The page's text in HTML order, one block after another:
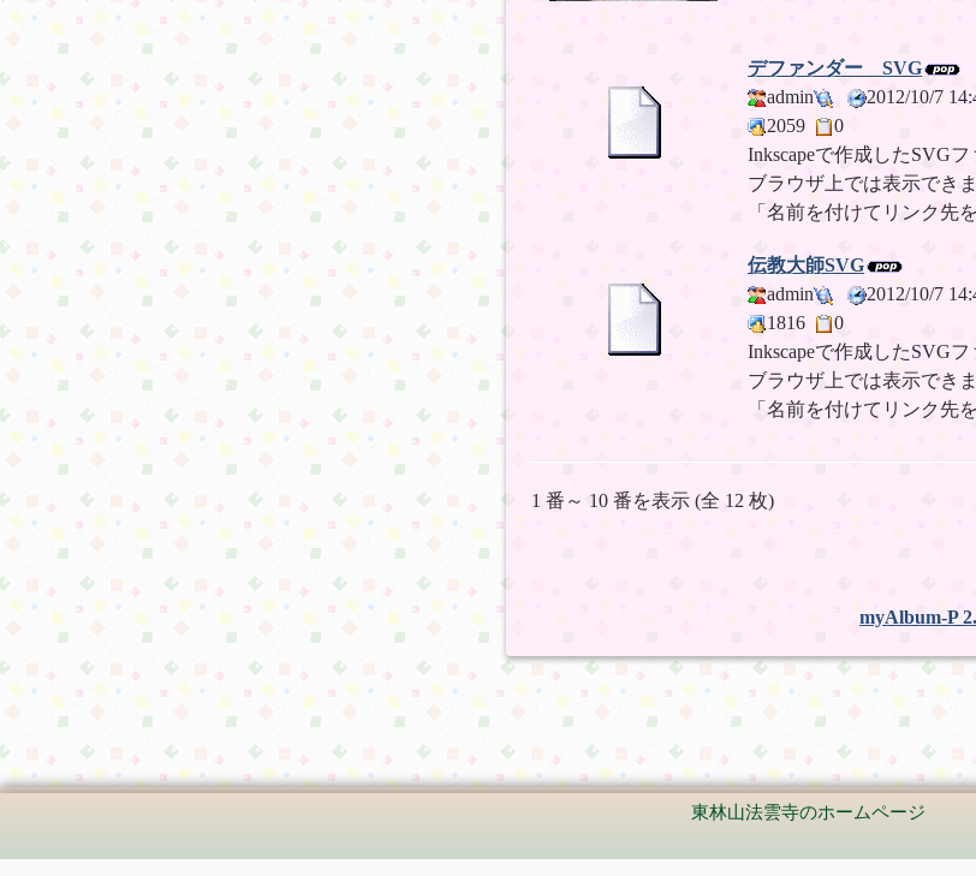
デファンダー SVG
admin
2012/10/7
2059
0
Inkscapeで作成したSVGフ
ブラウザ上では表示できま
「名前を付けてリンク先
伝教大師SVG
admin
2012/10/7
1816
0
Inkscapeで作成したSVGフ
ブラウザ上では表示できま
「名前を付けてリンク先
1 番～ 10 番を表示 (全 12 枚)
myAlbum-P
東林山法雲寺のホームページ